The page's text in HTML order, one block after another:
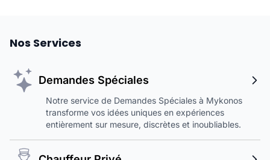
Nos Services
Demandes Spéciales
Notre service de Demandes Spéciales à Mykonos
transforme vos idées uniques en expériences
entièrement sur mesure, discrètes et inoubliables.